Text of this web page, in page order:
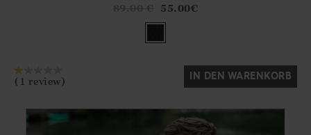
?? ""
Nein
55.00€
(1 review) IN DEN WARENKORB